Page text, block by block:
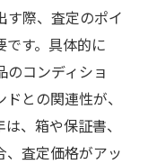
す際、査定のポイ
です。具体的に
コンディショ
との関連性が、
、箱や保証書、
査定価格がアッ